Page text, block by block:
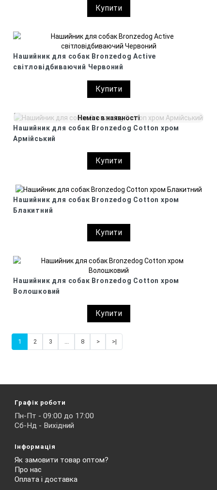
Купити
Нашийник для собак Bronzedog Active
світловідбиваючий Червоний
Купити
Немає в наявності
Нашийник для собак Bronzedog Сotton хром
Армійський
Купити
Нашийник для собак Bronzedog Сotton хром
Блакитний
Купити
Нашийник для собак Bronzedog Сotton хром
Волошковий
Купити
1 2 3 8 > >|
Графік роботи
Пн-Пт - 09:00 до 17:00
Сб-Нд - Вихідний
Інформація
Як замовити товар оптом?
Про нас
Оплата і доставка